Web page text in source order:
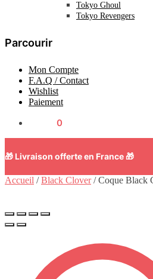
Tokyo Ghoul
Tokyo Revengers
Parcourir
Mon Compte
F.A.Q / Contact
Wishlist
Paiement
0
🎁 Livraison offerte en France 🎁
Accueil /Black Clover/Coque Black